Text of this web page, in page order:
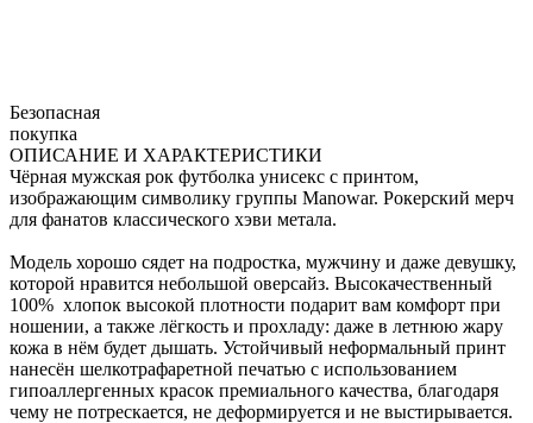
Безопасная
покупка
ОПИСАНИЕ И ХАРАКТЕРИСТИКИ
Чёрная мужская рок футболка унисекс с принтом,
изображающим символику группы Manowar. Рокерский мерч
для фанатов классического хэви метала.
Модель хорошо сядет на подростка, мужчину и даже девушку,
которой нравится небольшой оверсайз. Высокачественный
100% хлопок высокой плотности подарит вам комфорт при
ношении, а также лёгкость и прохладу: даже в летнюю жару
кожа в нём будет дышать. Устойчивый неформальный принт
нанесён шелкотрафаретной печатью с использованием
гипоаллергенных красок премиального качества, благодаря
чему не потрескается, не деформируется и не выстирывается.